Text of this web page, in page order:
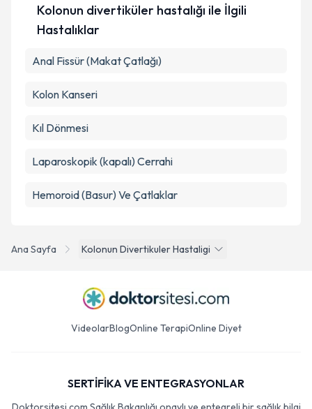
Ana Sayfa Kolonun Divertikuler Hastaligi
Kolonun divertiküler hastalığı ile İlgili
Hastalıklar
Anal Fissür (Makat Çatlağı)
Kolon Kanseri
Kıl Dönmesi
Laparoskopik (kapalı) Cerrahi
Hemoroid (Basur) Ve Çatlaklar
VideolarBlogOnline TerapiOnline Diyet
SERTİFİKA VE ENTEGRASYONLAR